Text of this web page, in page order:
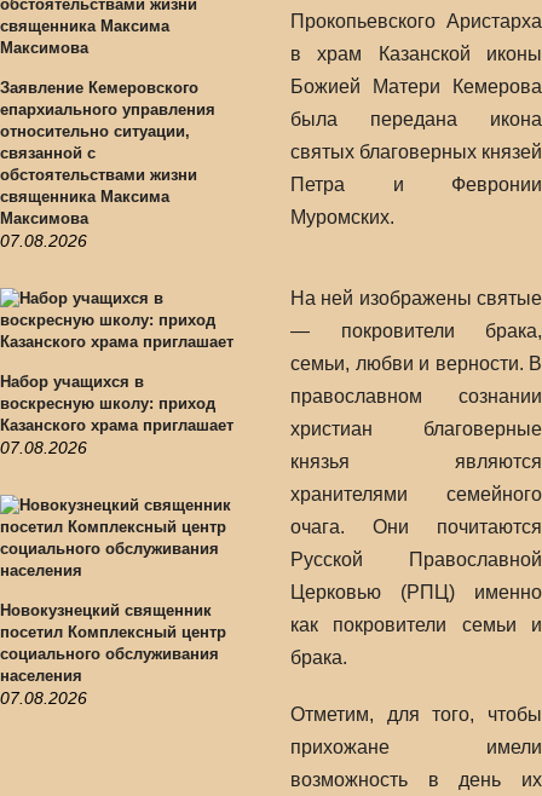
Заявление Кемеровского
епархиального управления
относительно ситуации,
связанной с
обстоятельствами жизни
священника Максима
Максимова
07.08.2026
Набор учащихся в
воскресную школу: приход
Казанского храма приглашает
07.08.2026
Новокузнецкий священник
посетил Комплексный центр
социального обслуживания
населения
07.08.2026
Прокопьевского Аристарха
в храм Казанской иконы
Божией Матери Кемерова
была передана икона
святых благоверных князей
Петра и Февронии
Муромских.
На ней изображены святые
— покровители брака,
семьи, любви и верности. В
православном сознании
христиан благоверные
князья являются
хранителями семейного
очага. Они почитаются
Русской Православной
Церковью (РПЦ) именно
как покровители семьи и
брака.
Отметим, для того, чтобы
прихожане имели
возможность в день их